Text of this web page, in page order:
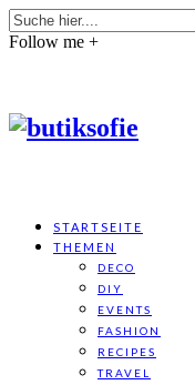
Follow me +
STARTSEITE
THEMEN
DECO
DIY
EVENTS
FASHION
RECIPES
TRAVEL